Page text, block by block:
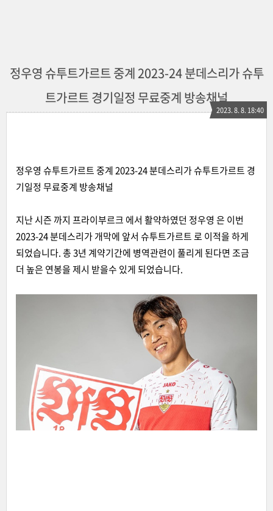
정우영 슈투트가르트 중계 2023-24 분데스리가 슈투
트가르트 경기일정 무료중계 방송채널
2023. 8. 8. 18:40
정우영 슈투트가르트 중계 2023-24 분데스리가 슈투트가르트 경
기일정 무료중계 방송채널
지난 시즌 까지 프라이부르크 에서 활약하였던 정우영 은 이번
2023-24 분데스리가 개막에 앞서 슈투트가르트 로 이적을 하게
되었습니다. 총 3년 계약기간에 병역관련이 풀리게 된다면 조금
더 높은 연봉을 제시 받을수 있게 되었습니다.